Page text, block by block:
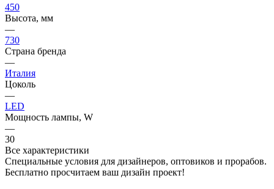
450
Высота, мм
—
730
Страна бренда
—
Италия
Цоколь
—
LED
Мощность лампы, W
—
30
Все характеристики
Специальные условия для дизайнеров, оптовиков и прорабов.
Бесплатно просчитаем ваш дизайн проект!